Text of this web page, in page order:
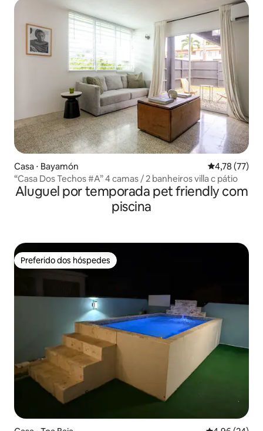
Casa ⋅ Bayamón 4,78 de uma
4,78 (77)
“Casa Dos Techos #A” 4 camas / 2 banheiros villa c pátio
Aluguel por temporada pet friendly com
piscina
Preferido dos hóspedes
Preferido dos hóspedes